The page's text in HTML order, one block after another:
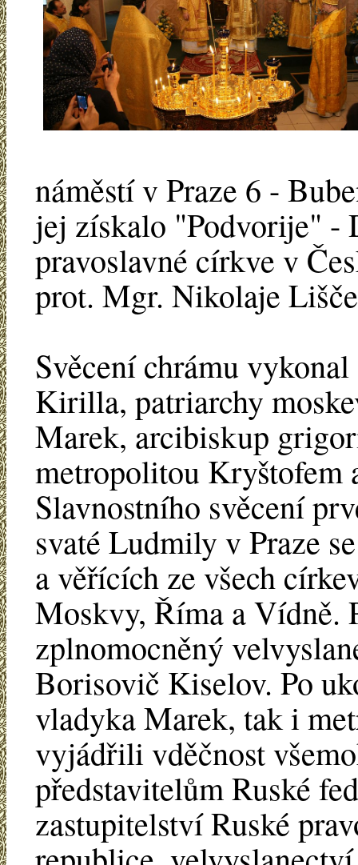
náměstí v Praze 6 -
jej získalo "Podvorije" -
pravoslavné církve v
prot. Mgr. Nikolaje
Svěcení chrámu
Kirilla, patriarchy
Marek, arcibiskup
metropolitou Kryštofem
Slavnostního svěcení
svaté Ludmily v Praze
a věřících ze všech
Moskvy, Říma a Vídně.
zplnomocněný
Borisovič Kiselov. Po
vladyka Marek, tak i
vyjádřili vděčnost
představitelům Ruské
zastupitelství Ruské